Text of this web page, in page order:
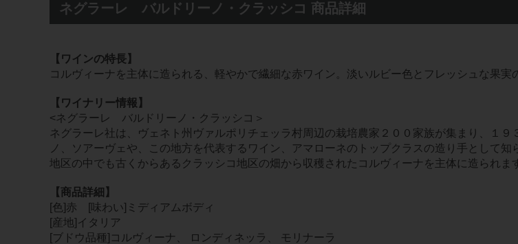
ネグラーレ バルドリーノ・クラッシコ 商品詳細
【ワインの特長】
コルヴィーナを主体に造られる、軽やかで繊細な赤ワイン。淡いルビー色とフレッシュな果実
【ワイナリー情報】
<ネグラーレ バルドリーノ・クラッシコ＞
ネグラーレ社は、ヴェネト州ヴァルポリチェッラ村周辺の栽培農家２００家族が集まり、１
ノ、ソアーヴェや、この地方を代表するワイン、アマローネのトップクラスの造り手として
地区の中でも古くからあるクラッシコ地区の畑から収穫されたコルヴィーナを主体に造られま
【商品詳細】
[色]赤 [味わい]ミディアムボディ
[産地]イタリア
[ブドウ品種]コルヴィーナ、 ロンディネッラ、 モリナーラ